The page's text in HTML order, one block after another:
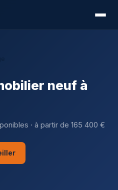
neuf à
· à partir de 165 400 €